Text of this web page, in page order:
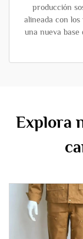
producción
alineada con
una nueva
Explora